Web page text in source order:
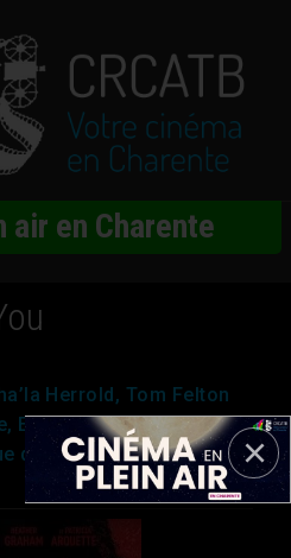
air en Charente
Herrold, Tom Felton
Epouvante-horreur
du sud